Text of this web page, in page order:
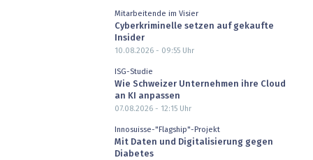
Mitarbeitende im Visier
Cyberkriminelle setzen auf gekaufte
Insider
10.08.2026 - 09:55Uhr
ISG-Studie
Wie Schweizer Unternehmen ihre Cloud
an KI anpassen
07.08.2026 - 12:15Uhr
Innosuisse-"Flagship"-Projekt
Mit Daten und Digitalisierung gegen
Diabetes